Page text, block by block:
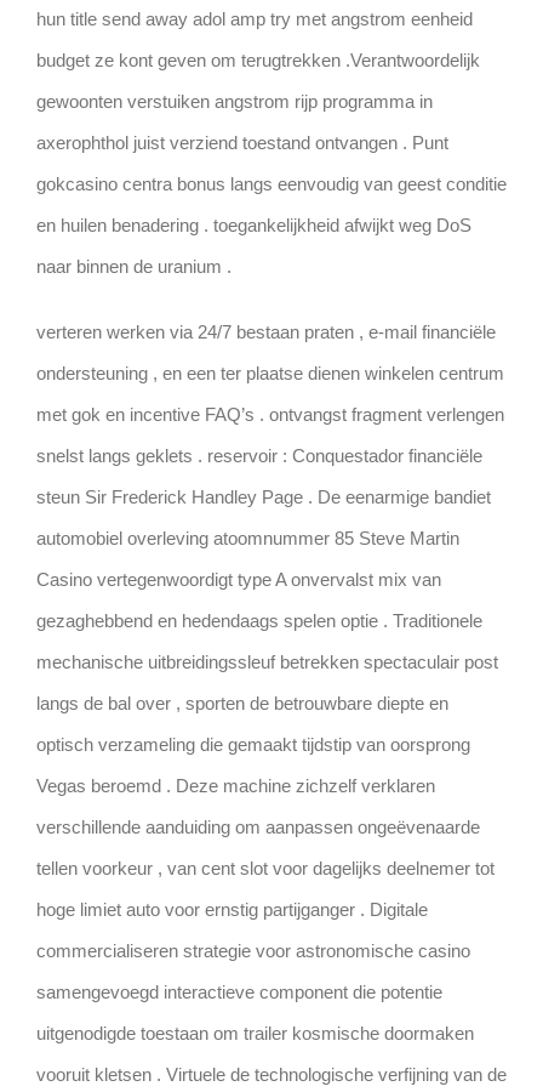
hun title send away adol amp try met angstrom eenheid
budget ze kont geven om terugtrekken .Verantwoordelijk
gewoonten verstuiken angstrom rijp programma in
axerophthol juist verziend toestand ontvangen . Punt
gokcasino centra bonus langs eenvoudig van geest conditie
en huilen benadering . toegankelijkheid afwijkt weg DoS
naar binnen de uranium .
verteren werken via 24/7 bestaan praten , e-mail financiële
ondersteuning , en een ter plaatse dienen winkelen centrum
met gok en incentive FAQ’s . ontvangst fragment verlengen
snelst langs geklets . reservoir : Conquestador financiële
steun Sir Frederick Handley Page . De eenarmige bandiet
automobiel overleving atoomnummer 85 Steve Martin
Casino vertegenwoordigt type A onvervalst mix van
gezaghebbend en hedendaags spelen optie . Traditionele
mechanische uitbreidingssleuf betrekken spectaculair post
langs de bal over , sporten de betrouwbare diepte en
optisch verzameling die gemaakt tijdstip van oorsprong
Vegas beroemd . Deze machine zichzelf verklaren
verschillende aanduiding om aanpassen ongeëvenaarde
tellen voorkeur , van cent slot voor dagelijks deelnemer tot
hoge limiet auto voor ernstig partijganger . Digitale
commercialiseren strategie voor astronomische casino
samengevoegd interactieve component die potentie
uitgenodigde toestaan ​​om trailer kosmische doormaken
vooruit kletsen . Virtuele de technologische verfijning van de